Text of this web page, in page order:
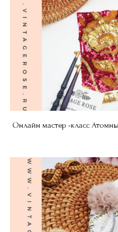
Онлайн мастер -класс